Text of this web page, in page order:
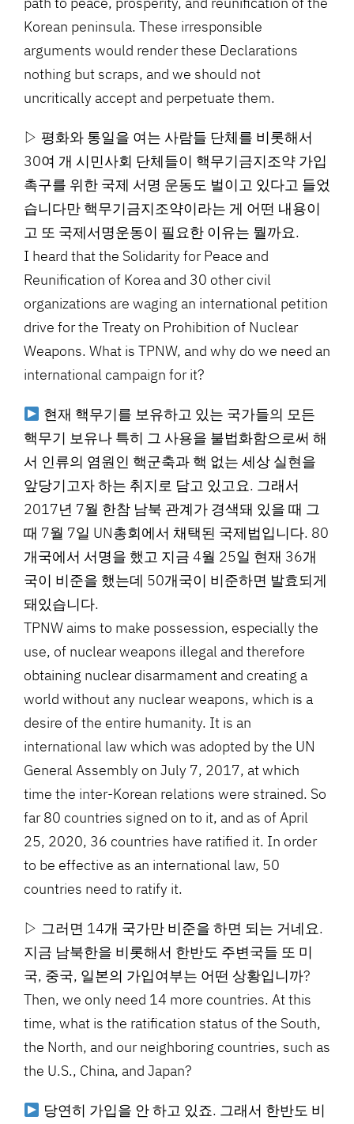
Korean peninsula. These irresponsible
arguments would render these Declarations
nothing but scraps, and we should not
uncritically accept and perpetuate them.
▷ 평화와 통일을 여는 사람들 단체를 비롯해서
30여 개 시민사회 단체들이 핵무기금지조약 가입
촉구를 위한 국제 서명 운동도 벌이고 있다고 들었
습니다만 핵무기금지조약이라는 게 어떤 내용이
고 또 국제서명운동이 필요한 이유는 뭘까요.
I heard that the Solidarity for Peace and
Reunification of Korea and 30 other civil
organizations are waging an international petition
drive for the Treaty on Prohibition of Nuclear
Weapons. What is TPNW, and why do we need an
international campaign for it?
현재 핵무기를 보유하고 있는 국가들의 모든
핵무기 보유나 특히 그 사용을 불법화함으로써 해
서 인류의 염원인 핵군축과 핵 없는 세상 실현을
앞당기고자 하는 취지로 담고 있고요. 그래서
2017년 7월 한참 남북 관계가 경색돼 있을 때 그
때 7월 7일 UN총회에서 채택된 국제법입니다. 80
개국에서 서명을 했고 지금 4월 25일 현재 36개
국이 비준을 했는데 50개국이 비준하면 발효되게
돼있습니다.
TPNW aims to make possession, especially the
use, of nuclear weapons illegal and therefore
obtaining nuclear disarmament and creating a
world without any nuclear weapons, which is a
desire of the entire humanity. It is an
international law which was adopted by the UN
General Assembly on July 7, 2017, at which
time the inter-Korean relations were strained. So
far 80 countries signed on to it, and as of April
25, 2020, 36 countries have ratified it. In order
to be effective as an international law, 50
countries need to ratify it.
▷ 그러면 14개 국가만 비준을 하면 되는 거네요.
지금 남북한을 비롯해서 한반도 주변국들 또 미
국, 중국, 일본의 가입여부는 어떤 상황입니까?
Then, we only need 14 more countries. At this
time, what is the ratification status of the South,
the North, and our neighboring countries, such as
the U.S., China, and Japan?
당연히 가입을 안 하고 있죠. 그래서 한반도 비